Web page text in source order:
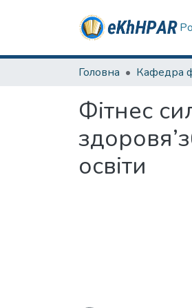
Головна
Фітнес
освіти